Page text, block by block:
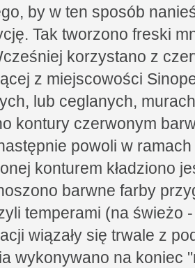
by w ten sposób
Tak tworzono freski
korzystano z
z miejscowości
lub ceglanych,
kontury czerwonym
powoli w
konturem kładziono
barwne farby
temperami (na świeżo
wiązały się trwale z
wykonywano na koniec